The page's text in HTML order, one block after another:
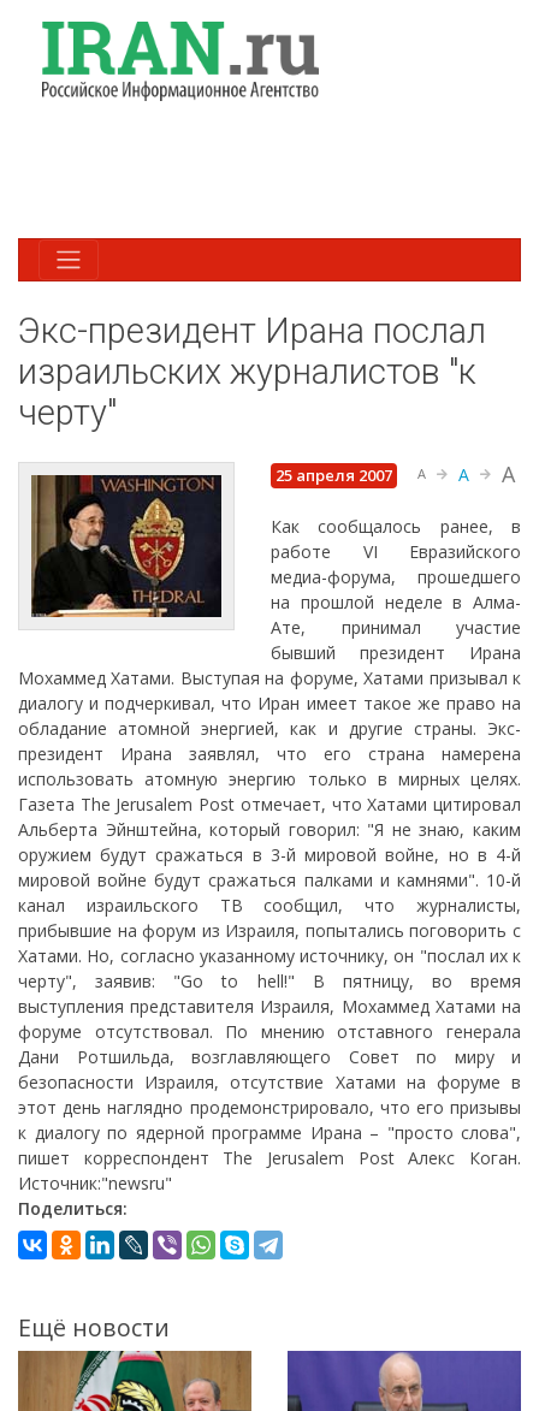
Экс-президент Ирана послал
израильских журналистов "к
черту"
25 апреля 2007 A A A
Как сообщалось ранее, в
работе VI Евразийского
медиа-форума, прошедшего
на прошлой неделе в Алма-
Ате, принимал участие
бывший президент Ирана
Мохаммед Хатами. Выступая на форуме, Хатами призывал к
диалогу и подчеркивал, что Иран имеет такое же право на
обладание атомной энергией, как и другие страны. Экс-
президент Ирана заявлял, что его страна намерена
использовать атомную энергию только в мирных целях.
Газета The Jerusalem Post отмечает, что Хатами цитировал
Альберта Эйнштейна, который говорил: "Я не знаю, каким
оружием будут сражаться в 3-й мировой войне, но в 4-й
мировой войне будут сражаться палками и камнями". 10-й
канал израильского ТВ сообщил, что журналисты,
прибывшие на форум из Израиля, попытались поговорить с
Хатами. Но, согласно указанному источнику, он "послал их к
черту", заявив: "Go to hell!" В пятницу, во время
выступления представителя Израиля, Мохаммед Хатами на
форуме отсутствовал. По мнению отставного генерала
Дани Ротшильда, возглавляющего Совет по миру и
безопасности Израиля, отсутствие Хатами на форуме в
этот день наглядно продемонстрировало, что его призывы
к диалогу по ядерной программе Ирана – "просто слова",
пишет корреспондент The Jerusalem Post Алекс Коган.
Источник:"newsru"
Поделиться:
Ещё новости